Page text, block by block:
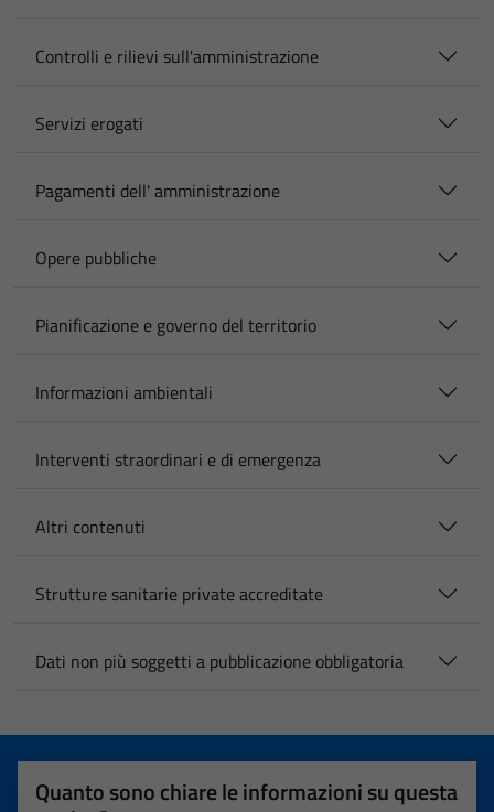
Controlli e rilievi sull'amministrazione
Servizi erogati
Pagamenti dell' amministrazione
Opere pubbliche
Pianificazione e governo del territorio
Informazioni ambientali
Interventi straordinari e di emergenza
Altri contenuti
Strutture sanitarie private accreditate
Dati non più soggetti a pubblicazione obbligatoria
Quanto sono chiare le informazioni su questa